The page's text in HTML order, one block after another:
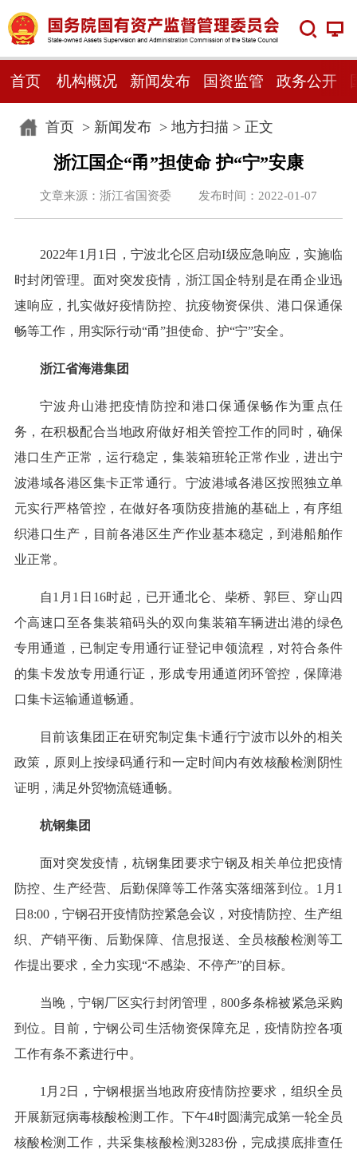
首页 机构概况 新闻发布 国资监管 政务公开
首页> 新闻发布> 地方扫描 > 正文
浙江国企“甬”担使命 护“宁”安康
文章来源：浙江省国资委 发布时间：2022-01-07
2022年1月1日，宁波北仑区启动I级应急响应，实施临
时封闭管理。面对突发疫情，浙江国企特别是在甬企业迅
速响应，扎实做好疫情防控、抗疫物资保供、港口保通保
畅等工作，用实际行动“甬”担使命、护“宁”安全。
浙江省海港集团
宁波舟山港把疫情防控和港口保通保畅作为重点任
务，在积极配合当地政府做好相关管控工作的同时，确保
港口生产正常，运行稳定，集装箱班轮正常作业，进出宁
波港域各港区集卡正常通行。宁波港域各港区按照独立单
元实行严格管控，在做好各项防疫措施的基础上，有序组
织港口生产，目前各港区生产作业基本稳定，到港船舶作
业正常。
自1月1日16时起，已开通北仑、柴桥、郭巨、穿山四
个高速口至各集装箱码头的双向集装箱车辆进出港的绿色
专用通道，已制定专用通行证登记申领流程，对符合条件
的集卡发放专用通行证，形成专用通道闭环管控，保障港
口集卡运输通道畅通。
目前该集团正在研究制定集卡通行宁波市以外的相关
政策，原则上按绿码通行和一定时间内有效核酸检测阴性
证明，满足外贸物流链通畅。
杭钢集团
面对突发疫情，杭钢集团要求宁钢及相关单位把疫情
防控、生产经营、后勤保障等工作落实落细落到位。1月1
日8:00，宁钢召开疫情防控紧急会议，对疫情防控、生产组
织、产销平衡、后勤保障、信息报送、全员核酸检测等工
作提出要求，全力实现“不感染、不停产”的目标。
当晚，宁钢厂区实行封闭管理，800多条棉被紧急采购
到位。目前，宁钢公司生活物资保障充足，疫情防控各项
工作有条不紊进行中。
1月2日，宁钢根据当地政府疫情防控要求，组织全员
开展新冠病毒核酸检测工作。下午4时圆满完成第一轮全员
核酸检测工作，共采集核酸检测3283份，完成摸底排查任